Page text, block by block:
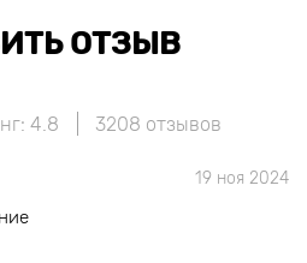
ОТЗЫВ
4.8 3208 отзывов
19 ноя 2024